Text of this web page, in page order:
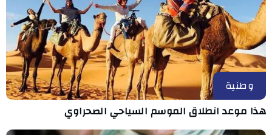
وطنية
هذا موعد انطلاق الموسم السياحي الصحراوي